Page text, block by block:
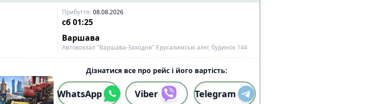
Прибуття: 08.08.2026
сб 01:25
Варшава
Автовокзал "Варшава-Заходня" Єрусалимські алеї; будинок 144
Дізнатися все про рейс і його вартість:
WhatsApp Viber Telegram